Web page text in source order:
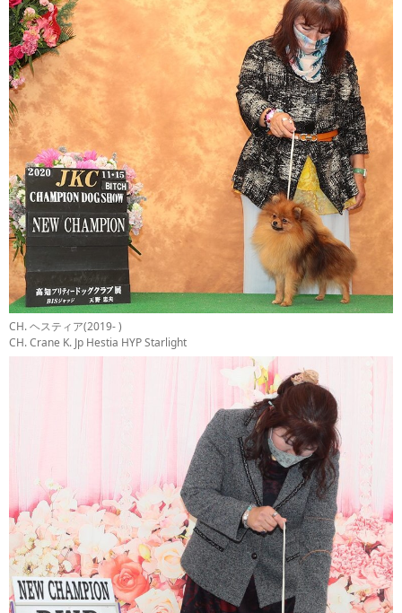
CH. ヘスティア(2019- )
CH. Crane K. Jp Hestia HYP Starlight